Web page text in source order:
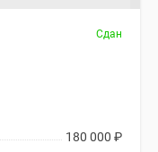
Сдан
180 000 ₽